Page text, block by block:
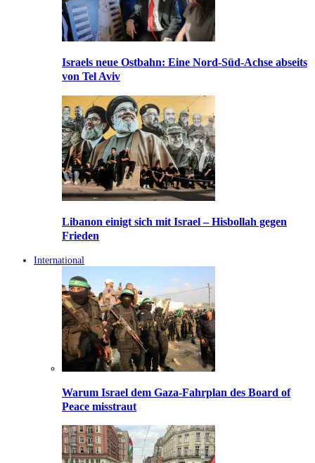
Israels neue Ostbahn: Eine Nord-Süd-Achse abseits
von Tel Aviv
Libanon einigt sich mit Israel – Hisbollah gegen
Frieden
International
Warum Israel dem Gaza-Fahrplan des Board of
Peace misstraut